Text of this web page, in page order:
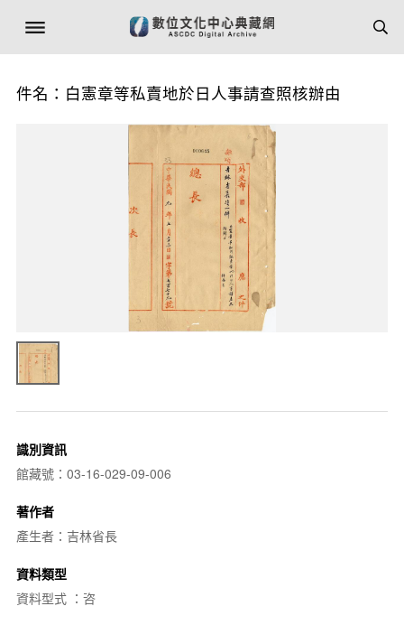
件名：白憲章等私賣地於日人事請查照核辦由
識別資訊
館藏號：03-16-029-09-006
著作者
產生者：吉林省長
資料類型
資料型式 ：咨